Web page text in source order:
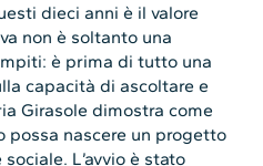
dieci anni è il valore
non è soltanto una
è prima di tutto una
capacità di ascoltare e
Girasole dimostra come
possa nascere un progetto
L’avvio è stato